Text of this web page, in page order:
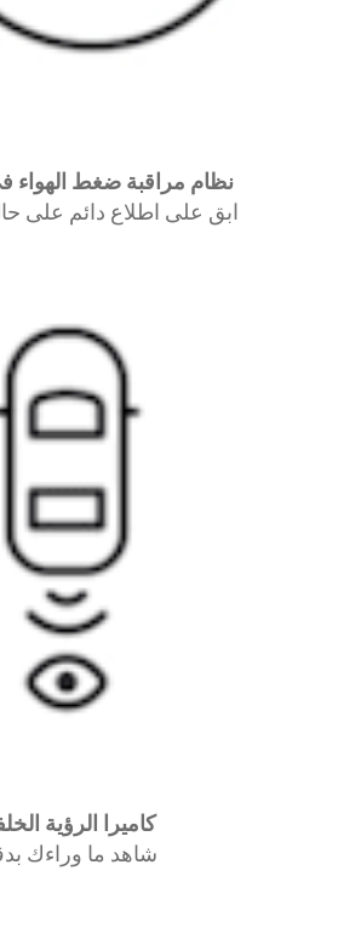
نظام مراقبة ضغط الهواء
ابق على اطلاع دائم على
كاميرا الرؤية
شاهد ما وراءك